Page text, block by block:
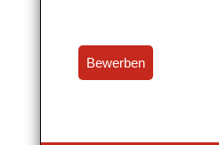
Bewerben